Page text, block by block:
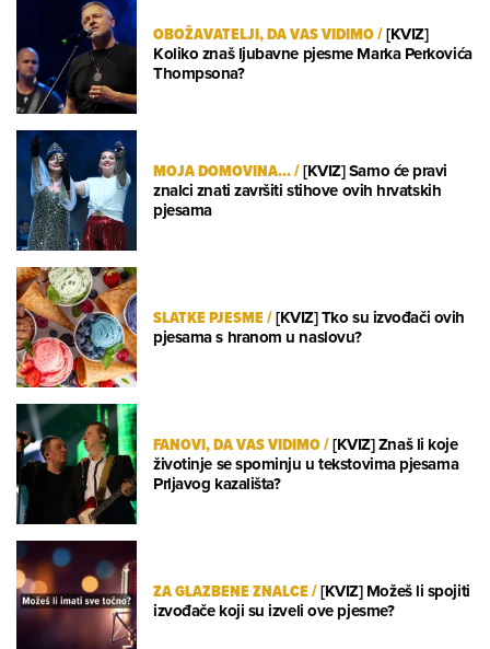
OBOŽAVATELJI, DA VAS VIDIMO/[KVIZ]
Koliko znaš ljubavne pjesme Marka Perkovića
Thompsona?
MOJA DOMOVINA.../[KVIZ] Samo će pravi
znalci znati završiti stihove ovih hrvatskih
pjesama
SLATKE PJESME/[KVIZ] Tko su izvođači ovih
pjesama s hranom u naslovu?
FANOVI, DA VAS VIDIMO/[KVIZ] Znaš li koje
životinje se spominju u tekstovima pjesama
Prljavog kazališta?
ZA GLAZBENE ZNALCE/[KVIZ] Možeš li spojiti
izvođače koji su izveli ove pjesme?